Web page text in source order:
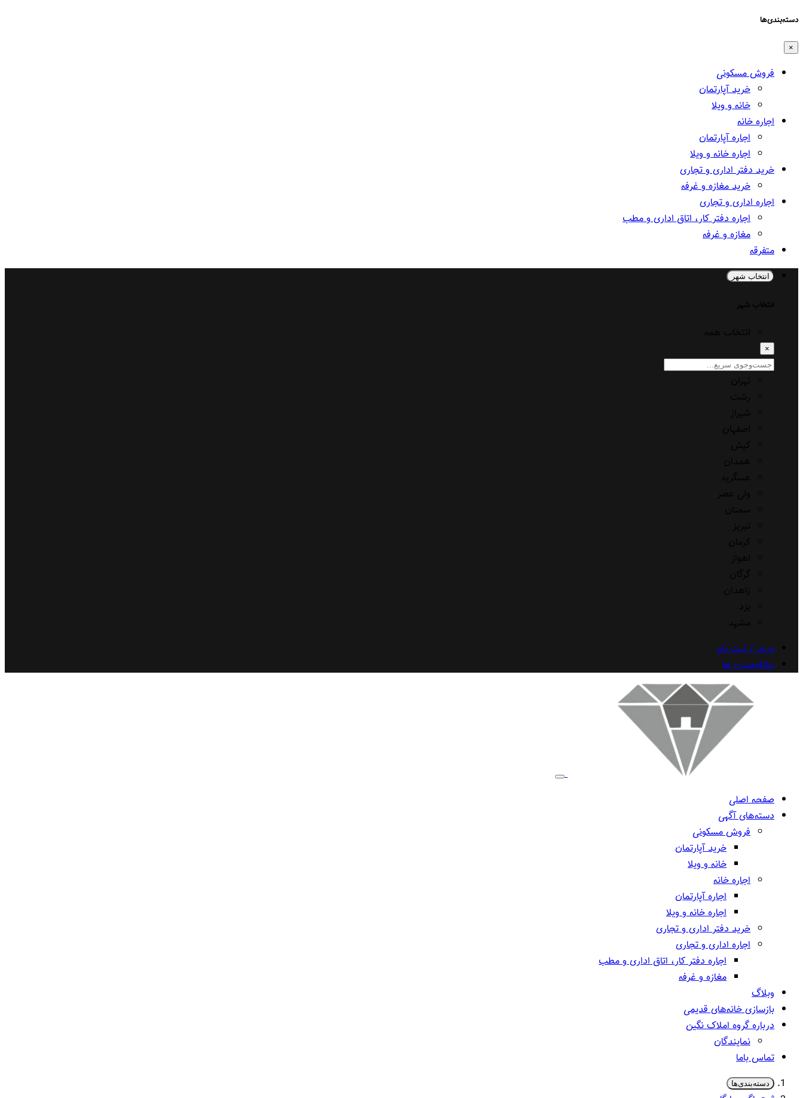
دسته‌بندی‌ها
×
فروش مسکونی
خرید آپارتمان
خانه و ویلا
اجاره خانه
اجاره آپارتمان
اجاره خانه و ویلا
خرید دفتر اداری و تجاری
خرید مغازه و غرفه
اجاره اداری و تجاری
اجاره دفتر کار، اتاق اداری و مطب
مغازه و غرفه
متفرقه
انتخاب شهر
×
ورود / ثبت نام
علاقه‌مندی ها
صفحه اصلی
دسته‌های آگهی
فروش مسکونی
خرید آپارتمان
خانه و ویلا
اجاره خانه
اجاره آپارتمان
اجاره خانه و ویلا
خرید دفتر اداری و تجاری
اجاره اداری و تجاری
اجاره دفتر کار، اتاق اداری و مطب
مغازه و غرفه
وبلاگ
بازسازی خانه‌های قدیمی
درباره گروه املاک نگین
نمایندگان
تماس باما
دسته‌بندی‌ها